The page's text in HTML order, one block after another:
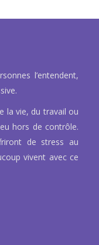
l’entendent,
la vie, du travail ou
hors de contrôle.
de stress au
vivent avec ce